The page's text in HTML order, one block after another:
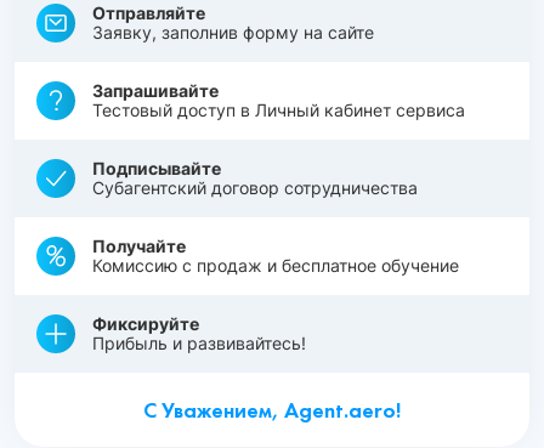
Отправляйте
Заявку, заполнив форму на сайте
Запрашивайте
Тестовый доступ в Личный кабинет сервиса
Подписывайте
Субагентский договор сотрудничества
Получайте
Комиссию с продаж и бесплатное обучение
Фиксируйте
Прибыль и развивайтесь!
С Уважением, Agent.aero!